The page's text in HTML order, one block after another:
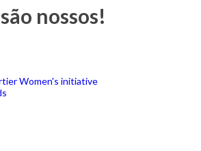
são nossos!